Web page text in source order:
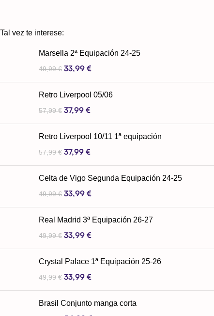
Tal vez te interese:
Marsella 2ª Equipación 24-25
49,99€ 33,99 €
Retro Liverpool 05/06
57,99€ 37,99 €
Retro Liverpool 10/11 1ª equipación
57,99€ 37,99 €
Celta de Vigo Segunda Equipación 24-25
49,99€ 33,99 €
Real Madrid 3ª Equipación 26-27
49,99€ 33,99 €
Crystal Palace 1ª Equipación 25-26
49,99€ 33,99 €
Brasil Conjunto manga corta